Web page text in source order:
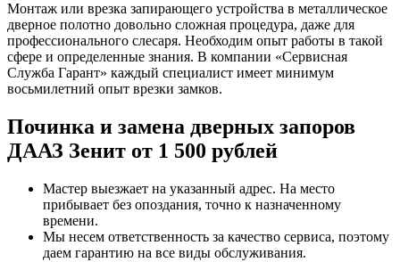
Монтаж или врезка запирающего устройства в металлическое
дверное полотно довольно сложная процедура, даже для
профессионального слесаря. Необходим опыт работы в такой
сфере и определенные знания. В компании «Сервисная
Служба Гарант» каждый специалист имеет минимум
восьмилетний опыт врезки замков.
Починка и замена дверных запоров
ДААЗ Зенит от 1 500 рублей
Мастер выезжает на указанный адрес. На место
прибывает без опоздания, точно к назначенному
времени.
Мы несем ответственность за качество сервиса, поэтому
даем гарантию на все виды обслуживания.